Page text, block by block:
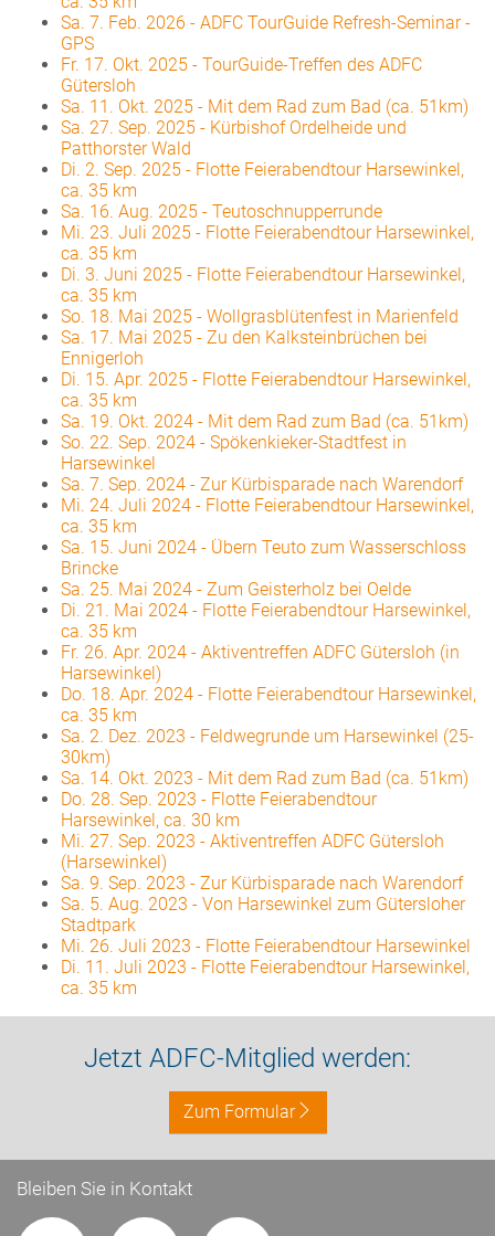
Sa. 7. Feb. 2026 - ADFC TourGuide Refresh-Seminar -
GPS
Fr. 17. Okt. 2025 - TourGuide-Treffen des ADFC
Gütersloh
Sa. 11. Okt. 2025 - Mit dem Rad zum Bad (ca. 51km)
Sa. 27. Sep. 2025 - Kürbishof Ordelheide und
Patthorster Wald
Di. 2. Sep. 2025 - Flotte Feierabendtour Harsewinkel,
ca. 35 km
Sa. 16. Aug. 2025 - Teutoschnupperrunde
Mi. 23. Juli 2025 - Flotte Feierabendtour Harsewinkel,
ca. 35 km
Di. 3. Juni 2025 - Flotte Feierabendtour Harsewinkel,
ca. 35 km
So. 18. Mai 2025 - Wollgrasblütenfest in Marienfeld
Sa. 17. Mai 2025 - Zu den Kalksteinbrüchen bei
Ennigerloh
Di. 15. Apr. 2025 - Flotte Feierabendtour Harsewinkel,
ca. 35 km
Sa. 19. Okt. 2024 - Mit dem Rad zum Bad (ca. 51km)
So. 22. Sep. 2024 - Spökenkieker-Stadtfest in
Harsewinkel
Sa. 7. Sep. 2024 - Zur Kürbisparade nach Warendorf
Mi. 24. Juli 2024 - Flotte Feierabendtour Harsewinkel,
ca. 35 km
Sa. 15. Juni 2024 - Übern Teuto zum Wasserschloss
Brincke
Sa. 25. Mai 2024 - Zum Geisterholz bei Oelde
Di. 21. Mai 2024 - Flotte Feierabendtour Harsewinkel,
ca. 35 km
Fr. 26. Apr. 2024 - Aktiventreffen ADFC Gütersloh (in
Harsewinkel)
Do. 18. Apr. 2024 - Flotte Feierabendtour Harsewinkel,
ca. 35 km
Sa. 2. Dez. 2023 - Feldwegrunde um Harsewinkel (25-
30km)
Sa. 14. Okt. 2023 - Mit dem Rad zum Bad (ca. 51km)
Do. 28. Sep. 2023 - Flotte Feierabendtour
Harsewinkel, ca. 30 km
Mi. 27. Sep. 2023 - Aktiventreffen ADFC Gütersloh
(Harsewinkel)
Sa. 9. Sep. 2023 - Zur Kürbisparade nach Warendorf
Sa. 5. Aug. 2023 - Von Harsewinkel zum Gütersloher
Stadtpark
Mi. 26. Juli 2023 - Flotte Feierabendtour Harsewinkel
Di. 11. Juli 2023 - Flotte Feierabendtour Harsewinkel,
ca. 35 km
Jetzt ADFC-Mitglied werden:
Zum Formular
Bleiben Sie in Kontakt